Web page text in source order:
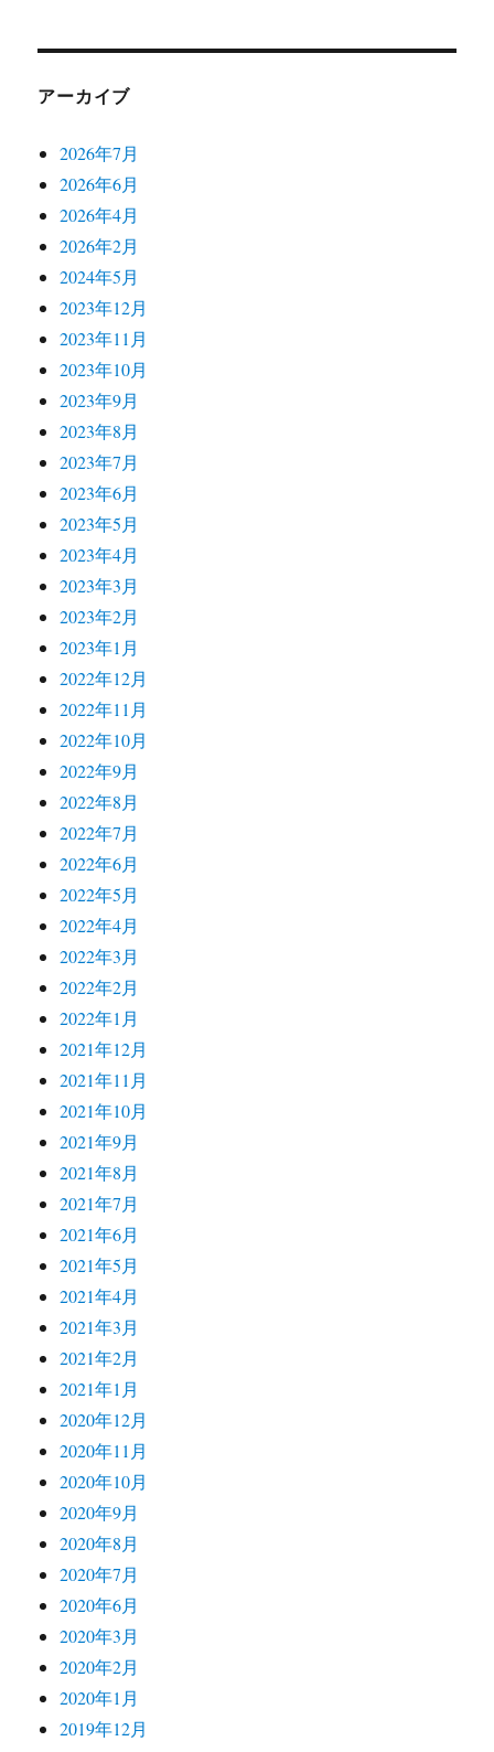
アーカイブ
2026年7月
2026年6月
2026年4月
2026年2月
2024年5月
2023年12月
2023年11月
2023年10月
2023年9月
2023年8月
2023年7月
2023年6月
2023年5月
2023年4月
2023年3月
2023年2月
2023年1月
2022年12月
2022年11月
2022年10月
2022年9月
2022年8月
2022年7月
2022年6月
2022年5月
2022年4月
2022年3月
2022年2月
2022年1月
2021年12月
2021年11月
2021年10月
2021年9月
2021年8月
2021年7月
2021年6月
2021年5月
2021年4月
2021年3月
2021年2月
2021年1月
2020年12月
2020年11月
2020年10月
2020年9月
2020年8月
2020年7月
2020年6月
2020年3月
2020年2月
2020年1月
2019年12月